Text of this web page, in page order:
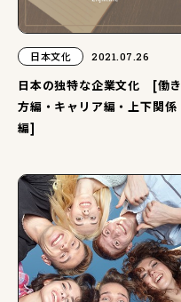
日本文化 2021.07.26
日本の独特な企業文化 [働き
方編・キャリア編・上下関係
編]